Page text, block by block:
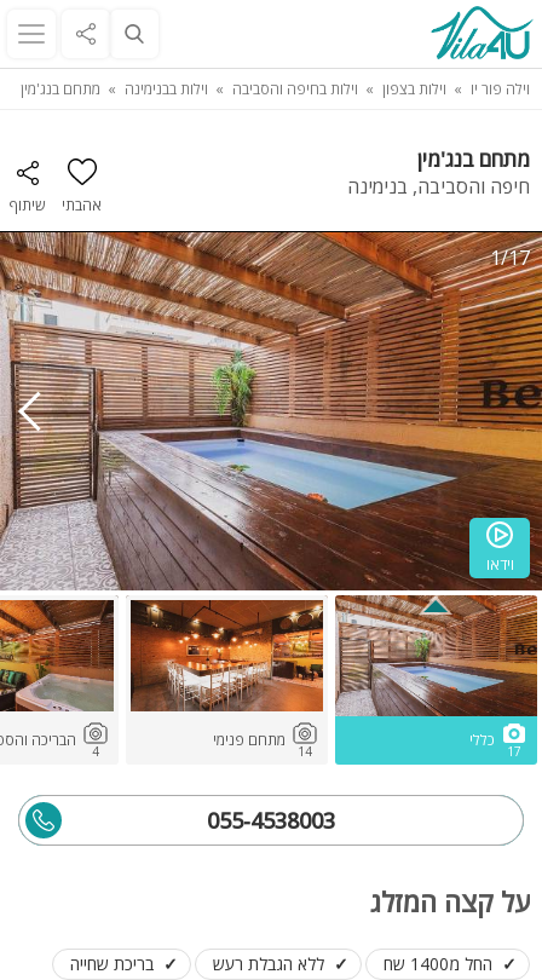
וילה פור יו וילות בצפון וילות בחיפה והסביבה וילות בבנימינה מתחם בנג'מין
מתחם בנג'מין
חיפה והסביבה, בנימינה
אהבתי שיתוף
וידאו
1/17
17
כללי
14
מתחם פנימי
4
הבריכה
055-4538003
על קצה המזלג
החל מ1400 שח ללא הגבלת רעש
בריכת שחייה